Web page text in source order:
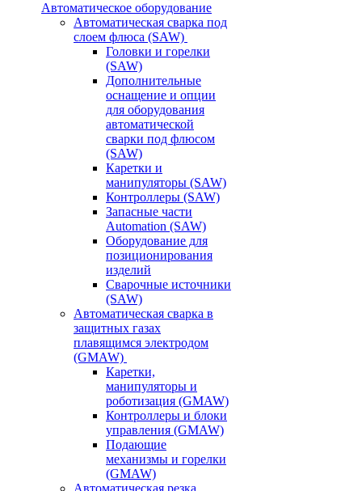
Автоматическое оборудование
Автоматическая сварка под
слоем флюса (SAW)
Головки и горелки
(SAW)
Дополнительные
оснащение и опции
для оборудования
автоматической
сварки под флюсом
(SAW)
Каретки и
манипуляторы (SAW)
Контроллеры (SAW)
Запасные части
Automation (SAW)
Оборудование для
позиционирования
изделий
Сварочные источники
(SAW)
Автоматическая сварка в
защитных газах
плавящимся электродом
(GMAW)
Каретки,
манипуляторы и
роботизация (GMAW)
Контроллеры и блоки
управления (GMAW)
Подающие
механизмы и горелки
(GMAW)
Автоматическая резка